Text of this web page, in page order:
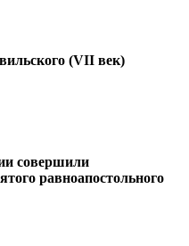
(VII век)
совершили
равноапостольного